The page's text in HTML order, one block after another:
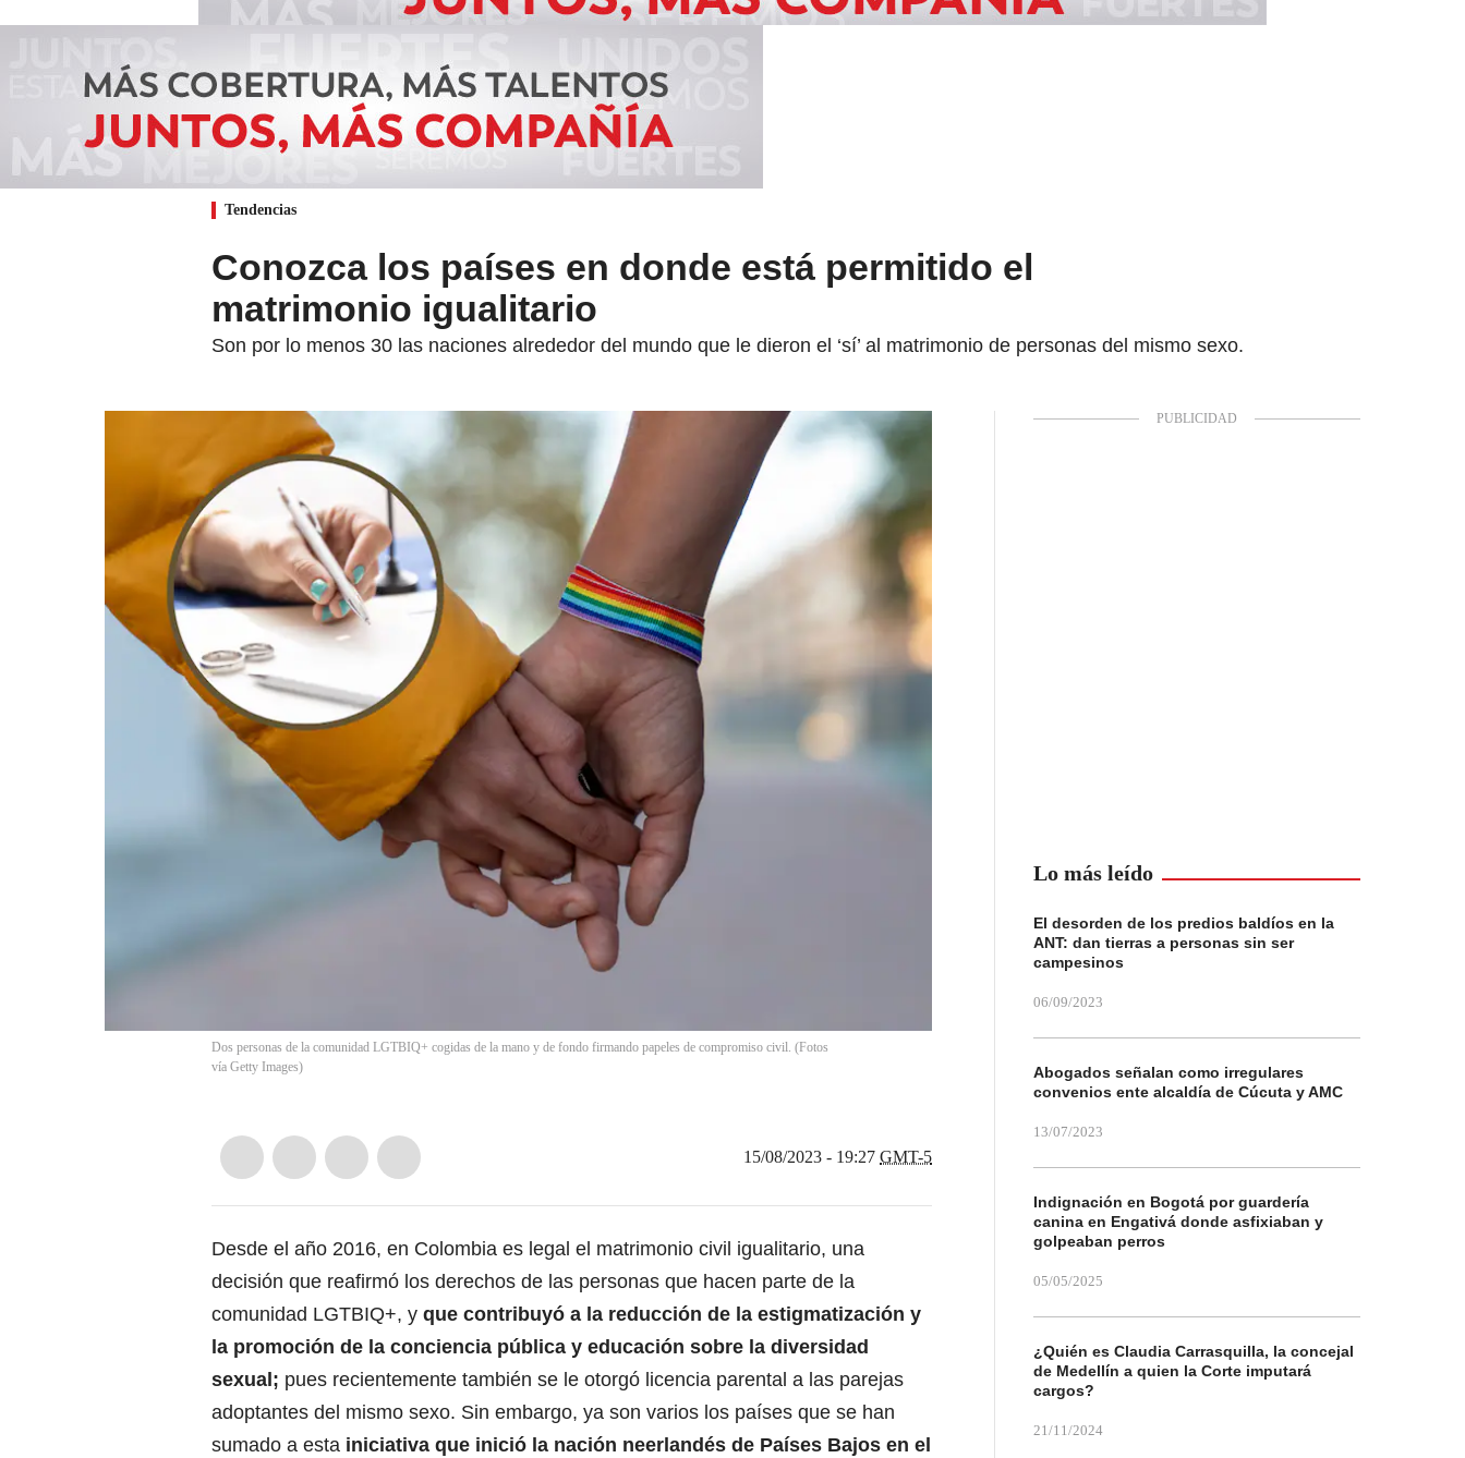
Tendencias
Conozca los países en donde está permitido el
matrimonio igualitario
Son por lo menos 30 las naciones alrededor del mundo que le dieron el ‘sí’ al matrimonio de personas del mismo sexo.
Dos personas de la comunidad LGTBIQ+ cogidas de la mano y de fondo firmando papeles de compromiso civil. (Fotos
vía Getty Images)
15/08/2023 - 19:27 GMT-5
Desde el año 2016, en Colombia es legal el matrimonio civil igualitario, una
decisión que reafirmó los derechos de las personas que hacen parte de la
comunidad LGTBIQ+, y que contribuyó a la reducción de la estigmatización y
la promoción de la conciencia pública y educación sobre la diversidad
sexual; pues recientemente también se le otorgó licencia parental a las parejas
adoptantes del mismo sexo. Sin embargo, ya son varios los países que se han
sumado a esta iniciativa que inició la nación neerlandés de Países Bajos en el
Lo más leído
El desorden de los predios baldíos en la
ANT: dan tierras a personas sin ser
campesinos
06/09/2023
Abogados señalan como irregulares
convenios ente alcaldía de Cúcuta y AMC
13/07/2023
Indignación en Bogotá por guardería
canina en Engativá donde asfixiaban y
golpeaban perros
05/05/2025
¿Quién es Claudia Carrasquilla, la concejal
de Medellín a quien la Corte imputará
cargos?
21/11/2024